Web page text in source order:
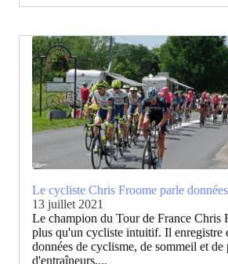
Le cycliste Chris Froome parle
13 juillet 2021
Le champion du Tour de France Chris
plus qu'un cycliste intuitif. Il enregistre
données de cyclisme, de sommeil et
d'entraîneurs,...